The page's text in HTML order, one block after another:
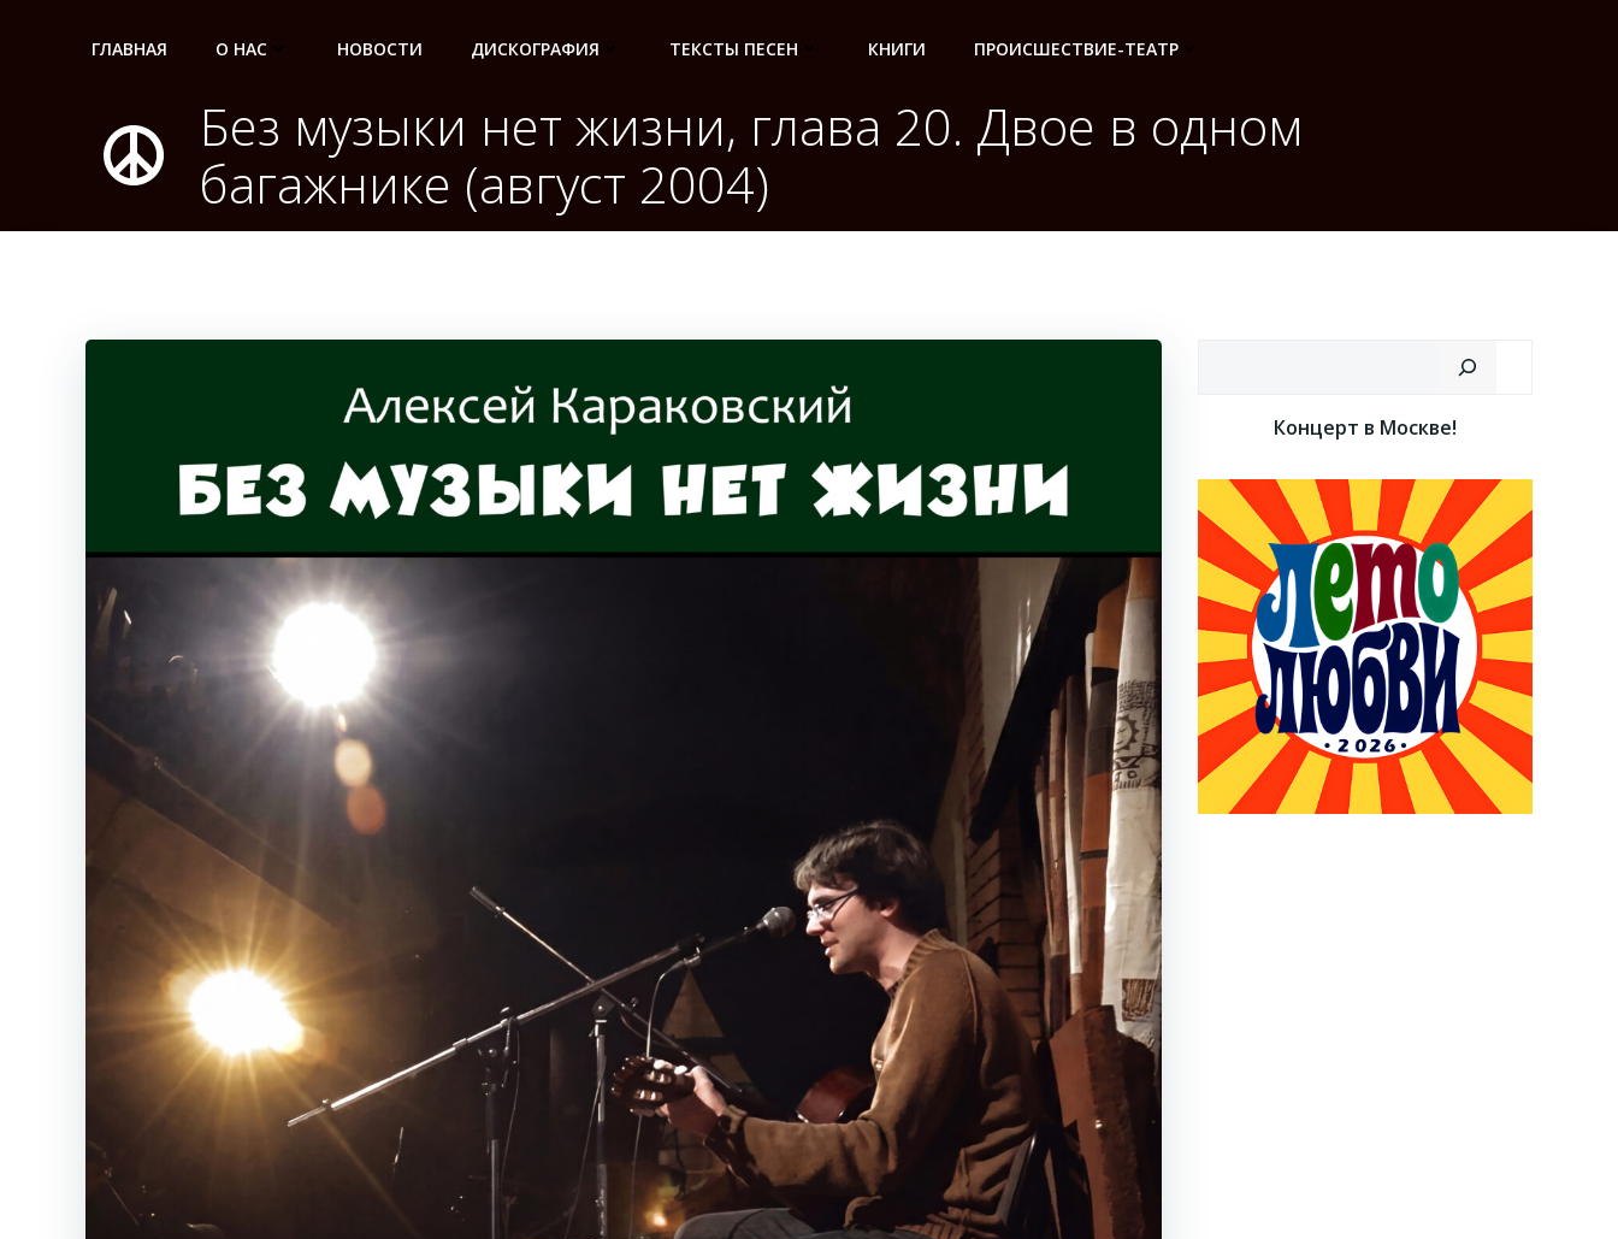
ГЛАВНАЯ О НАС НОВОСТИ ДИСКОГРАФИЯ ТЕКСТЫ ПЕСЕН КНИГИ ПРОИСШЕСТВИЕ-ТЕАТР
Без музыки нет жизни, глава 20. Двое в одном
багажнике (август 2004)
Концерт в Москве!